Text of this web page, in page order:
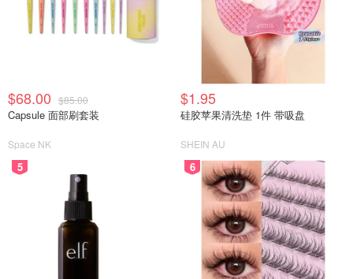
$68.00 $85.00
Capsule 面部刷套装
Space NK
$1.95
硅胶苹果清洗垫 1件 带吸盘
SHEIN AU
5 6